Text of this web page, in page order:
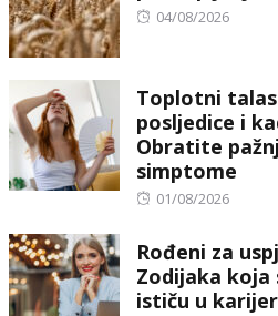
Posted
04/08/2026
Toplotni
posljedice i
Obratite
simptome
Posted
01/08/2026
Rođeni za
Zodijaka koja
ističu u